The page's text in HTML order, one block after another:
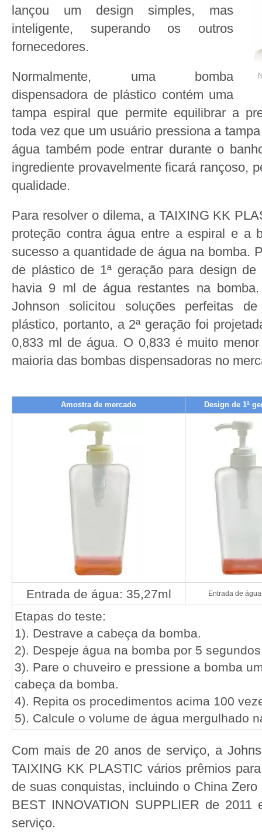
lançou um design simples, mas
inteligente, superando os outros
fornecedores.
Normalmente, uma bomba
dispensadora de plástico contém uma
tampa espiral que permite equilibrar a
toda vez que um usuário pressiona a
água também pode entrar durante o
ingrediente provavelmente ficará rançoso,
qualidade.
Para resolver o dilema, a TAIXING KK
proteção contra água entre a espiral e a
sucesso a quantidade de água na bomba.
de plástico de 1ª geração para design
havia 9 ml de água restantes na
Johnson solicitou soluções perfeitas
plástico, portanto, a 2ª geração foi
0,833 ml de água. O 0,833 é muito
maioria das bombas dispensadoras no
Amostra de mercado Design de 1ª
Entrada de água: 35,27ml Entrada de
Etapas do teste:
1). Destrave a cabeça da bomba.
2). Despeje água na bomba por 5
3). Pare o chuveiro e pressione a bomba
cabeça da bomba.
4). Repita os procedimentos acima 100
5). Calcule o volume de água mergulhado
Com mais de 20 anos de serviço, a
TAIXING KK PLASTIC vários prêmios
de suas conquistas, incluindo o China
BEST INNOVATION SUPPLIER de
serviço.